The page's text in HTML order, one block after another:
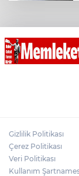
Gizlilik Politikası
Çerez Politikası
Veri Politikası
Kullanım